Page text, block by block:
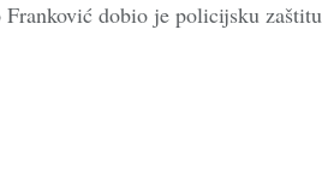
dobio je policijsku